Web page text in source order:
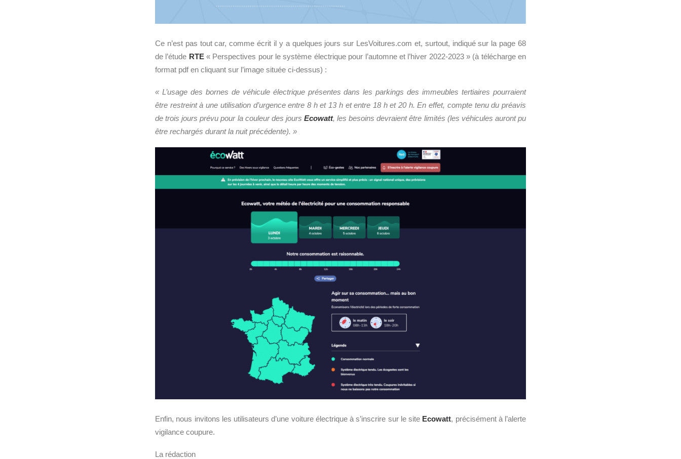
Ce n’est pas tout car, comme écrit il y a quelques jours sur LesVoitures.com et, surtout, indiqué sur la page 68
de l’étude RTE« Perspectives pour le système électrique pour l’automne et l’hiver 2022-2023 » (à télécharge en
format pdf en cliquant sur l’image située ci-dessus) :
« L’usage des bornes de véhicule électrique présentes dans les parkings des immeubles tertiaires pourraient
être restreint à une utilisation d’urgence entre 8 h et 13 h et entre 18 h et 20 h. En effet, compte tenu du préavis
de trois jours prévu pour la couleur des jours Ecowatt, les besoins devraient être limités (les véhicules auront pu
être rechargés durant la nuit précédente). »
Enfin, nous invitons les utilisateurs d’une voiture électrique à s’inscrire sur le site Ecowatt, précisément à l’alerte
vigilance coupure.
La rédaction